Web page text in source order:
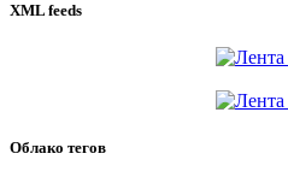
XML feeds
Облако тегов